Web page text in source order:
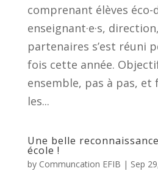
comprenant élèves éco-
enseignant·e·s,
partenaires s’est réuni
fois cette année.
ensemble, pas à pas,
les...
Une belle
école !
by Communcation EFIB | Sep